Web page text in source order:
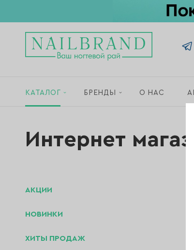
КАТАЛОГ БРЕНДЫ О НАС
Интернет
АКЦИИ
НОВИНКИ
ХИТЫ ПРОДАЖ